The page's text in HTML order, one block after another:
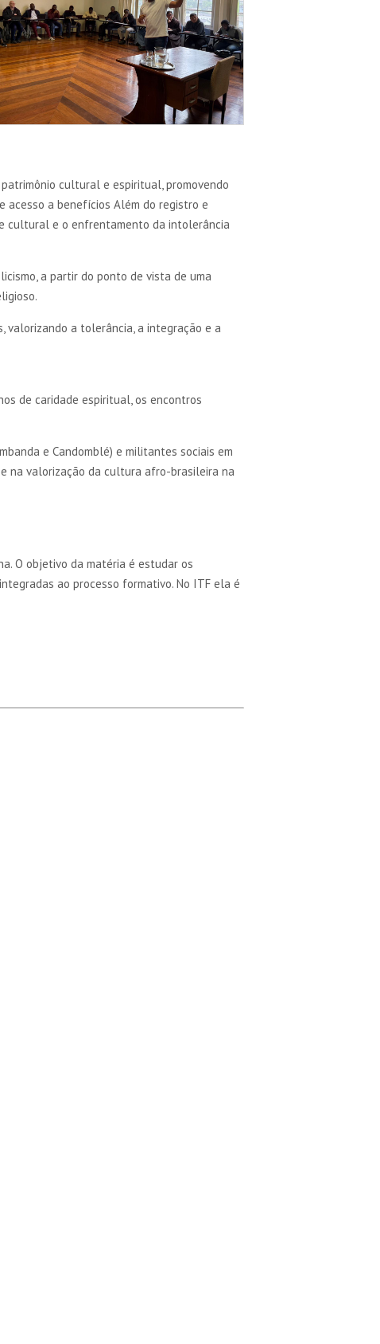
cultural e espiritual, promovendo
acesso a benefícios Além do registro e
cultural e o enfrentamento da intolerância
a partir do ponto de vista de uma
valorizando a tolerância, a integração e a
de caridade espiritual, os encontros
e Candomblé) e militantes sociais em
na valorização da cultura afro-brasileira na
O objetivo da matéria é estudar os
ao processo formativo. No ITF ela é